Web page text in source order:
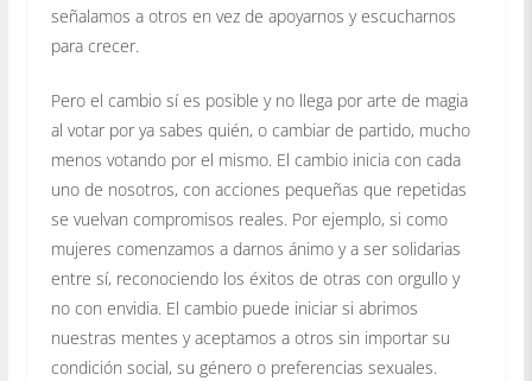
señalamos a otros en vez de apoyarnos y escucharnos
para crecer.
Pero el cambio sí es posible y no llega por arte de magia
al votar por ya sabes quién, o cambiar de partido, mucho
menos votando por el mismo. El cambio inicia con cada
uno de nosotros, con acciones pequeñas que repetidas
se vuelvan compromisos reales. Por ejemplo, si como
mujeres comenzamos a darnos ánimo y a ser solidarias
entre sí, reconociendo los éxitos de otras con orgullo y
no con envidia. El cambio puede iniciar si abrimos
nuestras mentes y aceptamos a otros sin importar su
condición social, su género o preferencias sexuales.